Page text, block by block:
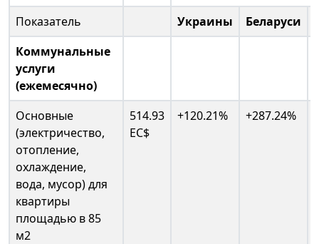
Показатель Украины Беларуси
Коммунальные
услуги
(ежемесячно)
Основные
(электричество,
отопление,
охлаждение,
вода, мусор) для
квартиры
площадью в 85
м2
514.93
EC$
+120.21% +287.24%